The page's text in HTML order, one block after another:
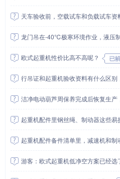
天车验收前，空载试车和负载试车资
龙门吊在-40℃极寒环境作业，液压制动器响应延迟
欧式起重机性价比高不高呢？
行吊证和起重机验收资料有什么区别
洁净电动葫芦周保养完成后恢复生产，先
起重机配件里钢丝绳、制动器这些
起重机配件备件清单里，减速机和制动
游客：欧式起重机低净空方案已经选了